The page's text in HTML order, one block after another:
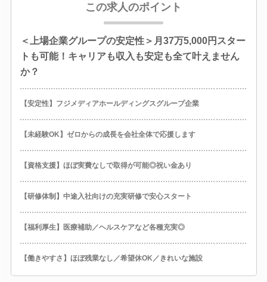
この求人のポイント
＜上場企業グループの安定性＞月37万5,000円スター
トも可能！キャリアも収入も安定も全て叶えません
か？
【安定性】フジメディアホールディングスグループ企業
【未経験OK】ゼロからの成長を会社全体で応援します
【資格支援】ほぼ実費なしで取得が可能◎祝い金あり
【研修体制】中途入社向けの充実研修で安心スタート
【福利厚生】医療補助／ヘルスケアなど各種充実◎
【働きやすさ】ほぼ残業なし／希望休OK／きれいな施設